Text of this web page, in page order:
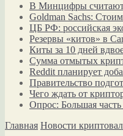
В Минцифры считают,
Goldman Sachs:
ЦБ РФ: российская
Резервы «китов» в
Киты за 10 дней
Сумма отмытых
Reddit планирует
Правительство
Чего ждать от
Опрос: Большая
Главная Новости